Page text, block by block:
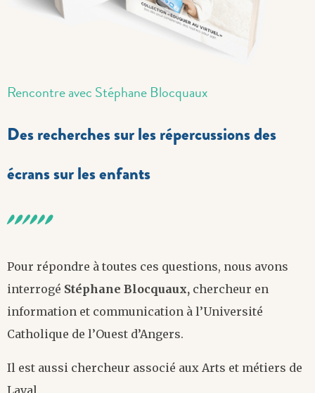
Rencontre avec Stéphane Blocquaux
Des recherches sur les répercussions des
écrans sur les enfants
Pour répondre à toutes ces questions, nous avons
interrogé Stéphane Blocquaux, chercheur en
information et communication à l’Université
Catholique de l’Ouest d’Angers.
Il est aussi chercheur associé aux Arts et métiers de
Laval.